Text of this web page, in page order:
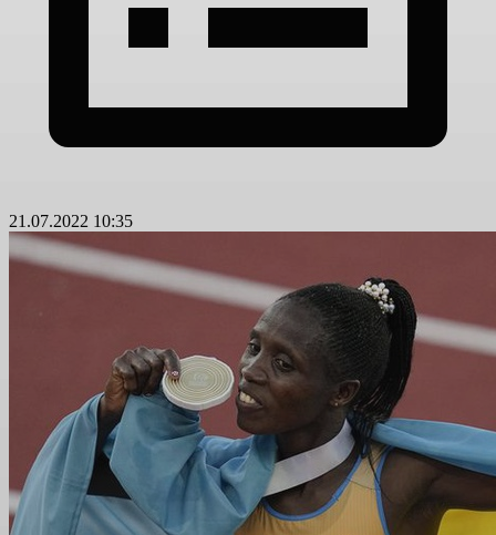
21.07.2022 10:35